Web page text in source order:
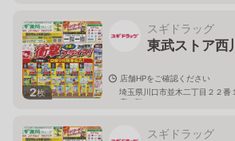
2枚
スギドラッグ
東武ストア西
店舗HPをご確認ください
埼玉県川口市並木二丁目２２
店２階
スギドラッグ